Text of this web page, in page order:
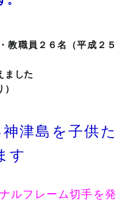
教職員２６名（平成２５
ました
津島を子供た
す
ルフレーム切手を発